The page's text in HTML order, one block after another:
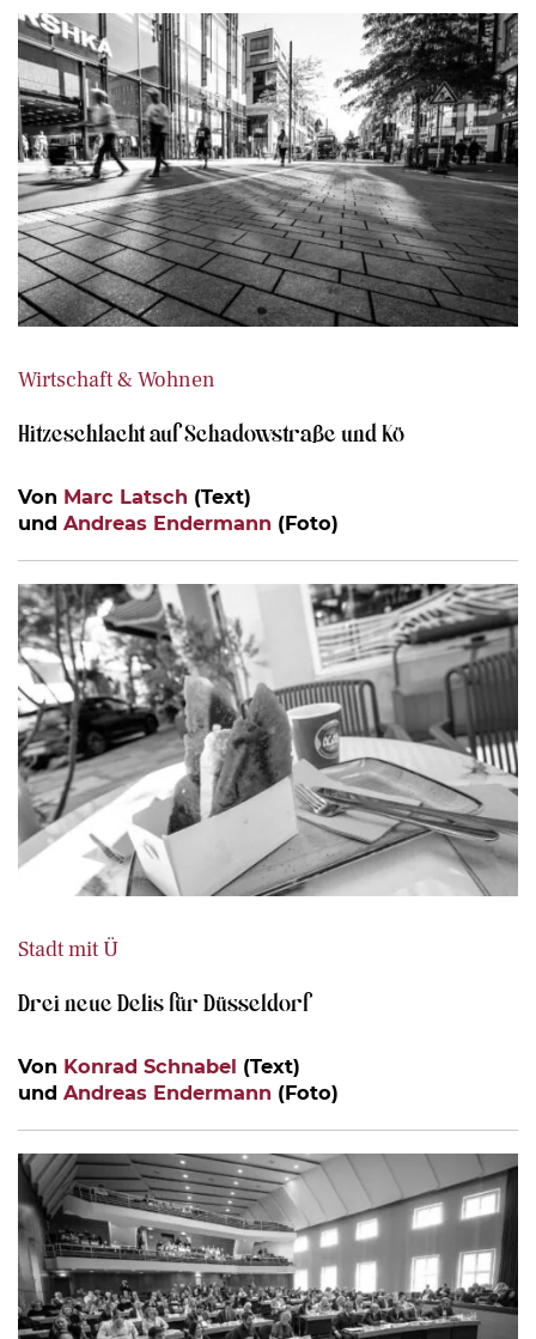
Wirtschaft & Wohnen
Hitzeschlacht auf Schadowstraße und Kö
Von Marc Latsch (Text)
und Andreas Endermann (Foto)
Stadt mit Ü
Drei neue Delis für Düsseldorf
Von Konrad Schnabel (Text)
und Andreas Endermann (Foto)